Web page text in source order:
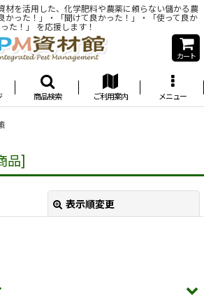
材を活用した、化学肥料や農薬に頼らない儲かる農
かった！」・「聞けて良かった！」・「使って良か
った！」 を応援します！
カート
商品検索 ご利用案内 メニュー
品]
表示順変更